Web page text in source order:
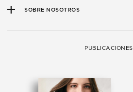
SOBRE NOSOTROS
PUBLICACIONES